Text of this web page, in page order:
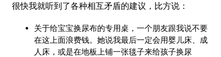
很快我就听到了各种相互矛盾的建议，比方说：
关于给宝宝换尿布的专用桌，一个朋友跟我说不要
在这上面浪费钱。她说我最后一定会用婴儿床、成
人床，或是在地板上铺一张毯子来给孩子换尿